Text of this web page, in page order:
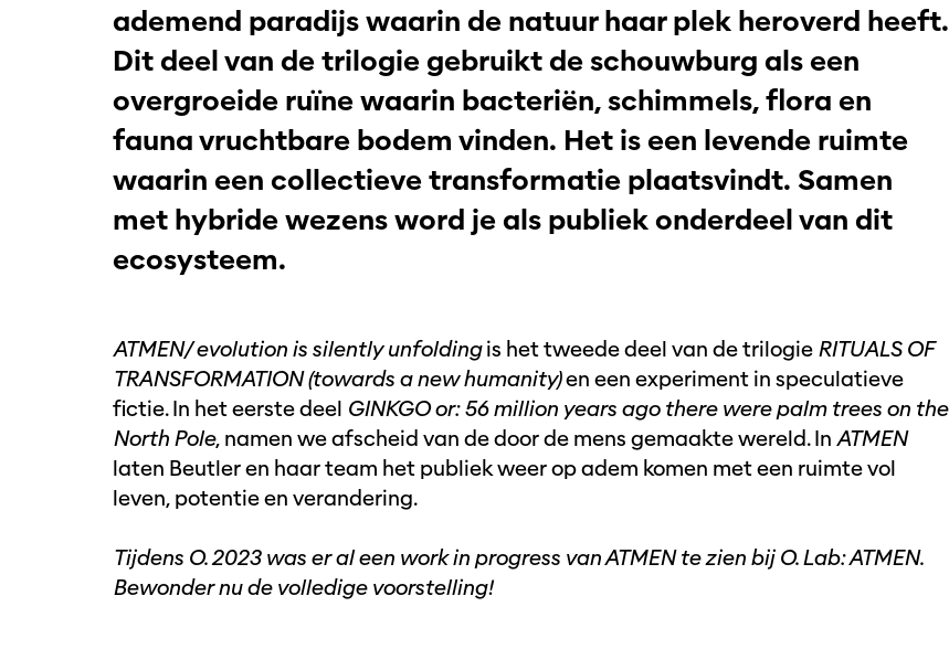
ademend paradijs waarin de natuur haar plek heroverd heeft.
Dit deel van de trilogie gebruikt de schouwburg als een
overgroeide ruïne waarin bacteriën, schimmels, flora en
fauna vruchtbare bodem vinden. Het is een levende ruimte
waarin een collectieve transformatie plaatsvindt. Samen
met hybride wezens word je als publiek onderdeel van dit
ecosysteem.
ATMEN/ evolution is silently unfoldingis het tweede deel van de trilogie RITUALS OF
TRANSFORMATION (towards a new humanity)en een experiment in speculatieve
fictie. In het eerste deel GINKGO or: 56 million years ago there were palm trees on the
North Pole, namen we afscheid van de door de mens gemaakte wereld. In ATMEN
laten Beutler en haar team het publiek weer op adem komen met een ruimte vol
leven, potentie en verandering.
Tijdens O. 2023 was er al een work in progress van ATMEN te zien bij O. Lab: ATMEN.
Bewonder nu de volledige voorstelling!